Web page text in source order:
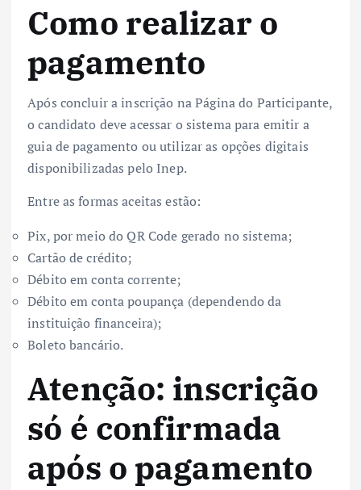
Como realizar o
pagamento
Após concluir a inscrição na Página do Participante,
o candidato deve acessar o sistema para emitir a
guia de pagamento ou utilizar as opções digitais
disponibilizadas pelo Inep.
Entre as formas aceitas estão:
Pix, por meio do QR Code gerado no sistema;
Cartão de crédito;
Débito em conta corrente;
Débito em conta poupança (dependendo da
instituição financeira);
Boleto bancário.
Atenção: inscrição
só é confirmada
após o pagamento